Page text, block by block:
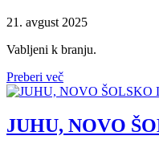
21. avgust 2025
Vabljeni k branju.
Preberi več
JUHU, NOVO